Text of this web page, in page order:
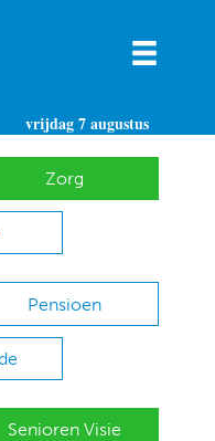
vrijdag 7 augustus
Zorg
Pensioen
Senioren Visie